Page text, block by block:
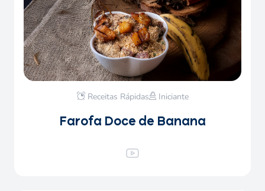
Receitas Rápidas Iniciante
Farofa Doce de Banana